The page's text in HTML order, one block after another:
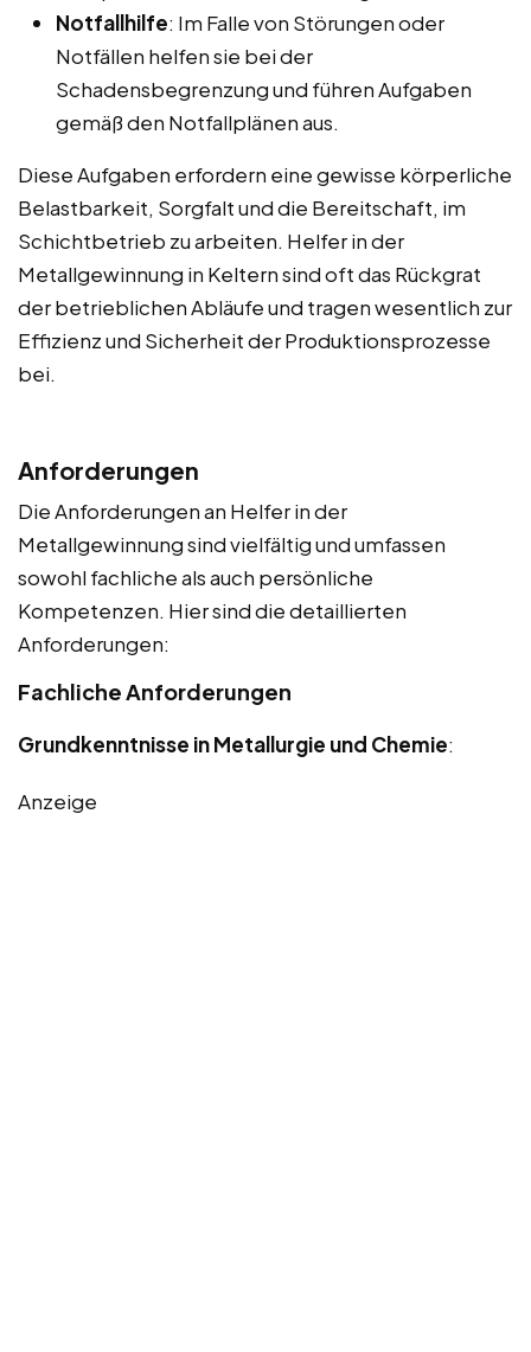
Notfallhilfe: Im Falle von Störungen oder
Notfällen helfen sie bei der
Schadensbegrenzung und führen Aufgaben
gemäß den Notfallplänen aus.
Diese Aufgaben erfordern eine gewisse körperliche
Belastbarkeit, Sorgfalt und die Bereitschaft, im
Schichtbetrieb zu arbeiten. Helfer in der
Metallgewinnung in Keltern sind oft das Rückgrat
der betrieblichen Abläufe und tragen wesentlich zur
Effizienz und Sicherheit der Produktionsprozesse
bei.
Anforderungen
Die Anforderungen an Helfer in der
Metallgewinnung sind vielfältig und umfassen
sowohl fachliche als auch persönliche
Kompetenzen. Hier sind die detaillierten
Anforderungen:
Fachliche Anforderungen
Grundkenntnisse in Metallurgie und Chemie:
Anzeige